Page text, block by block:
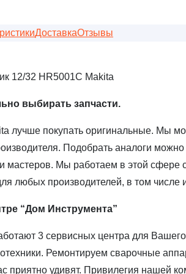
ДоставкаОтзывы
12/32 HR5001C Makita
ьно выбирать запчасти.
лучше покупать оригинальные. Мы
Подобрать аналоги
мастеров. Мы работаем в этой
любых производителей, в том числе
“Дом Инструмента”
3 сервисных центра для
Ремонтируем сварочные
приятно удивят. Привилегия нашей